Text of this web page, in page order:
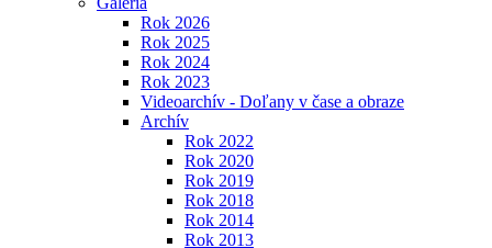
Rok 2026
Rok 2025
Rok 2024
Rok 2023
Videoarchív - Doľany v čase a obraze
Archív
Rok 2022
Rok 2020
Rok 2019
Rok 2018
Rok 2014
Rok 2013